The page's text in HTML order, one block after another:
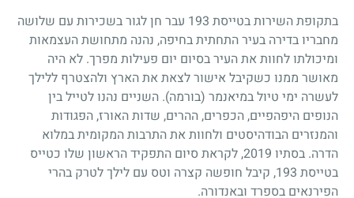
בתקופת השירות בטייסת 193 עבר חן לגור בשכירות עם שלושה
מחבריו בדירה בעיר התחתית בחיפה, נהנה מתחושת העצמאות
ומיכולתו לחוות את העיר בסיום יום פעילות מפרך. לא היה
מאושר ממנו כשקיבל אישור לצאת את הארץ ולהצטרף ללילך
לעשרה ימי טיול במיאנמר (בורמה). השניים נהנו לטייל בין
הנופים היפהפיים, הכפרים, ההרים, שדות האורז, הפגודות
והמנזרים הבודהיסטים ולחוות את התרבות המקומית במלוא
הדרה. בסתיו 2019, לקראת סיום התפקיד הראשון שלו כטייס
בטייסת 193, קיבל חופשה קצרה וטס עם לילך לטרק בהרי
הפירנאים בספרד ובאנדורה.